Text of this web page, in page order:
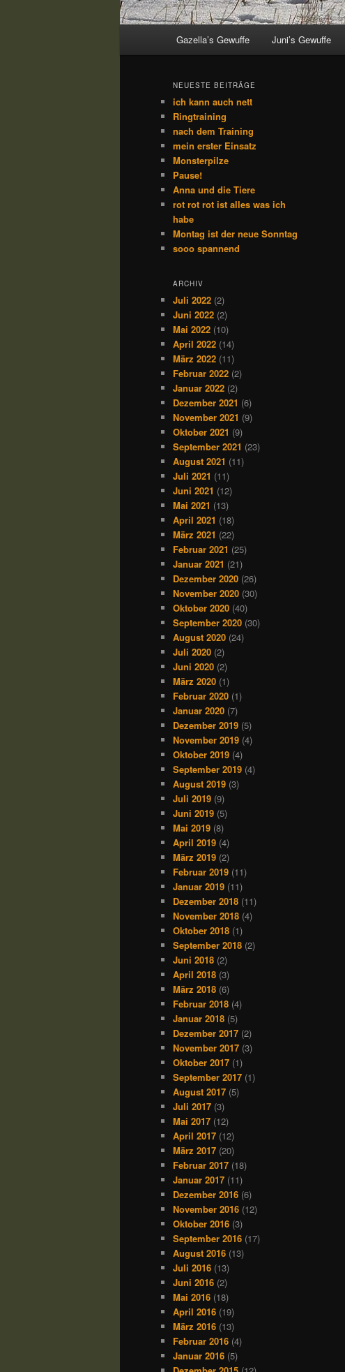
Gazella’s Gewuffe Juni’s Gewuffe
NEUESTE BEITRÄGE
ich kann auch nett
Ringtraining
nach dem Training
mein erster Einsatz
Monsterpilze
Pause!
Anna und die Tiere
rot rot rot ist alles was ich
habe
Montag ist der neue Sonntag
sooo spannend
ARCHIV
Juli 2022 (2)
Juni 2022 (2)
Mai 2022 (10)
April 2022 (14)
März 2022 (11)
Februar 2022 (2)
Januar 2022 (2)
Dezember 2021 (6)
November 2021 (9)
Oktober 2021 (9)
September 2021 (23)
August 2021 (11)
Juli 2021 (11)
Juni 2021 (12)
Mai 2021 (13)
April 2021 (18)
März 2021 (22)
Februar 2021 (25)
Januar 2021 (21)
Dezember 2020 (26)
November 2020 (30)
Oktober 2020 (40)
September 2020 (30)
August 2020 (24)
Juli 2020 (2)
Juni 2020 (2)
März 2020 (1)
Februar 2020 (1)
Januar 2020 (7)
Dezember 2019 (5)
November 2019 (4)
Oktober 2019 (4)
September 2019 (4)
August 2019 (3)
Juli 2019 (9)
Juni 2019 (5)
Mai 2019 (8)
April 2019 (4)
März 2019 (2)
Februar 2019 (11)
Januar 2019 (11)
Dezember 2018 (11)
November 2018 (4)
Oktober 2018 (1)
September 2018 (2)
Juni 2018 (2)
April 2018 (3)
März 2018 (6)
Februar 2018 (4)
Januar 2018 (5)
Dezember 2017 (2)
November 2017 (3)
Oktober 2017 (1)
September 2017 (1)
August 2017 (5)
Juli 2017 (3)
Mai 2017 (12)
April 2017 (12)
März 2017 (20)
Februar 2017 (18)
Januar 2017 (11)
Dezember 2016 (6)
November 2016 (12)
Oktober 2016 (3)
September 2016 (17)
August 2016 (13)
Juli 2016 (13)
Juni 2016 (2)
Mai 2016 (18)
April 2016 (19)
März 2016 (13)
Februar 2016 (4)
Januar 2016 (5)